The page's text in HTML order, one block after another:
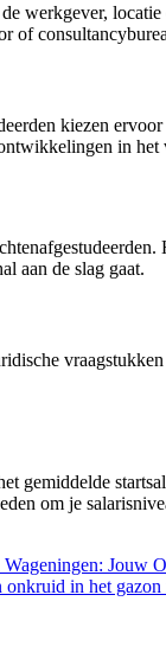
werkgever,
of
kiezen
in het
aan de slag gaat.
gemiddelde
om je
Jouw
in het